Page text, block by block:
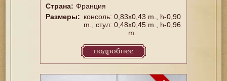
Страна: Франция
Размеры: консоль: 0,83x0,43 m., h-0,90
m., стул: 0,48x0,45 m., h-0,96
m.
подробнее